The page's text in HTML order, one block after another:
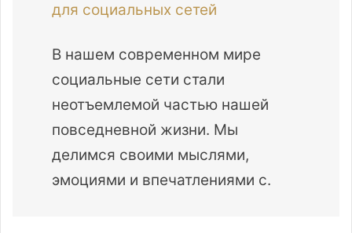
для социальных сетей
В нашем современном мире
социальные сети стали
неотъемлемой частью нашей
повседневной жизни. Мы
делимся своими мыслями,
эмоциями и впечатлениями с.